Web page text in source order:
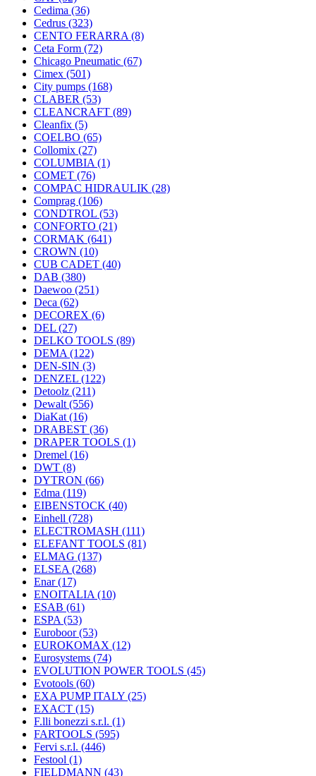
Cedima (36)
Cedrus (323)
CENTO FERARRA (8)
Ceta Form (72)
Chicago Pneumatic (67)
Cimex (501)
City pumps (168)
CLABER (53)
CLEANCRAFT (89)
Cleanfix (5)
COELBO (65)
Collomix (27)
COLUMBIA (1)
COMET (76)
COMPAC HIDRAULIK (28)
Comprag (106)
CONDTROL (53)
CONFORTO (21)
CORMAK (641)
CROWN (10)
CUB CADET (40)
DAB (380)
Daewoo (251)
Deca (62)
DECOREX (6)
DEL (27)
DELKO TOOLS (89)
DEMA (122)
DEN-SIN (3)
DENZEL (122)
Detoolz (211)
Dewalt (556)
DiaKat (16)
DRABEST (36)
DRAPER TOOLS (1)
Dremel (16)
DWT (8)
DYTRON (66)
Edma (119)
EIBENSTOCK (40)
Einhell (728)
ELECTROMASH (111)
ELEFANT TOOLS (81)
ELMAG (137)
ELSEA (268)
Enar(17)
ENOITALIA (10)
ESAB (61)
ESPA (53)
Euroboor(53)
EUROKOMAX (12)
Eurosystems (74)
EVOLUTION POWER TOOLS (45)
Evotools (60)
EXA PUMP ITALY (25)
EXACT (15)
F.lli bonezzi s.r.l. (1)
FARTOOLS (595)
Fervi s.r.l. (446)
Festool (1)
FIELDMANN (43)